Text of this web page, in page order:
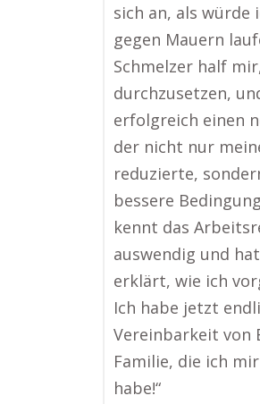
sich an, als würde
gegen Mauern
Schmelzer half
durchzusetzen,
erfolgreich einen
der nicht nur
reduzierte,
bessere
kennt das
auswendig und
erklärt, wie ich
Ich habe jetzt
Vereinbarkeit von
Familie, die ich
habe!“